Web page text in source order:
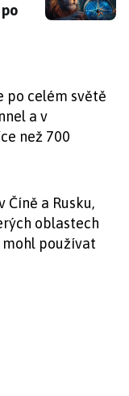
po celém světě
a v
než 700
a Rusku,
oblastech
mohl používat